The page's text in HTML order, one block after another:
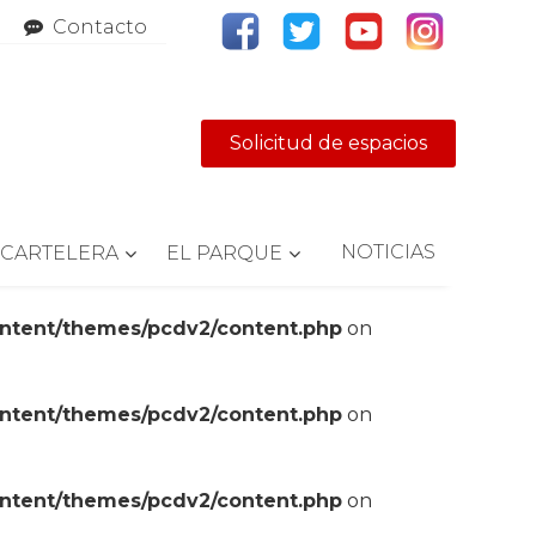
Contacto
Solicitud de espacios
CARTELERA EL PARQUE NOTICIAS
themes/pcdv2/content.php on
themes/pcdv2/content.php on
themes/pcdv2/content.php on